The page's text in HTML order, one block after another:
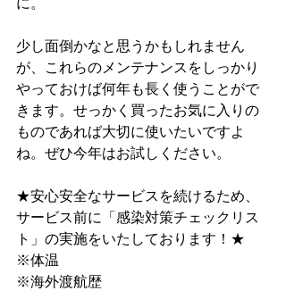
少し面倒かなと思うかもしれません
が、これらのメンテナンスをしっかり
やっておけば何年も長く使うことがで
きます。せっかく買ったお気に入りの
ものであれば大切に使いたいですよ
ね。ぜひ今年はお試しください。
★安心安全なサービスを続けるため、
サービス前に﻿「感染対策チェックリス
ト」﻿の実施をいたしております！★
※体温
※海外渡航歴